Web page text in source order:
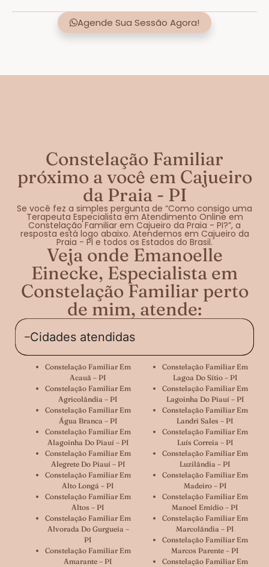
Agende Sua Sessão Agora!
Constelação Familiar
próximo a você em Cajueiro
da Praia - PI
Se você fez a simples pergunta de “Como consigo uma
Terapeuta Especialista em Atendimento Online em
Constelação Familiar em Cajueiro da Praia - PI?”, a
resposta está logo abaixo. Atendemos em Cajueiro da
Praia - PI e todos os Estados do Brasil.
Veja onde Emanoelle
Einecke, Especialista em
Constelação Familiar perto
de mim, atende:
Cidades atendidas
Constelação Familiar Em
Acauã – PI
Constelação Familiar Em
Agricolândia – PI
Constelação Familiar Em
Água Branca – PI
Constelação Familiar Em
Alagoinha Do Piauí – PI
Constelação Familiar Em
Alegrete Do Piauí – PI
Constelação Familiar Em
Alto Longá – PI
Constelação Familiar Em
Altos – PI
Constelação Familiar Em
Alvorada Do Gurgueia –
PI
Constelação Familiar Em
Amarante – PI
Constelação Familiar Em
Lagoa Do Sítio – PI
Constelação Familiar Em
Lagoinha Do Piauí – PI
Constelação Familiar Em
Landri Sales – PI
Constelação Familiar Em
Luís Correia – PI
Constelação Familiar Em
Luzilândia – PI
Constelação Familiar Em
Madeiro – PI
Constelação Familiar Em
Manoel Emídio – PI
Constelação Familiar Em
Marcolândia – PI
Constelação Familiar Em
Marcos Parente – PI
Constelação Familiar Em